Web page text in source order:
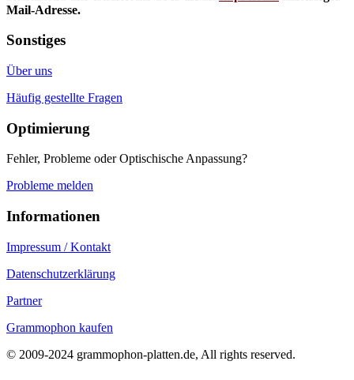
Mail-Adresse.
Sonstiges
Über uns
Häufig gestellte Fragen
Optimierung
Fehler, Probleme oder Optischische Anpassung?
Probleme melden
Informationen
Impressum / Kontakt
Datenschutzerklärung
Partner
Grammophon kaufen
© 2009-2024 grammophon-platten.de, All rights reserved.